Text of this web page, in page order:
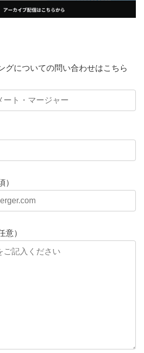
グについての問い合わせはこちら
）
意）